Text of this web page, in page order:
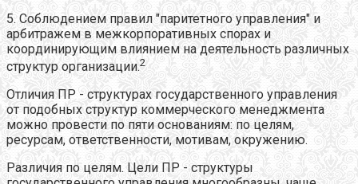
5. Соблюдением правил "паритетного управления" и
арбитражем в межкорпоративных спорах и
координирующим влиянием на деятельность различных
структур организации.2
Отличия ПР - структурах государственного управления
от подобных структур коммерческого менеджмента
можно провести по пяти основаниям: по целям,
ресурсам, ответственности, мотивам, окружению.
Различия по целям. Цели ПР - структуры